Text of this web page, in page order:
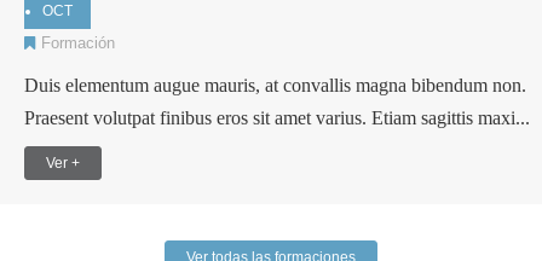
OCT
Formación
Duis elementum augue mauris, at convallis magna bibendum non.
Praesent volutpat finibus eros sit amet varius. Etiam sagittis maxi...
Ver +
Ver todas las formaciones